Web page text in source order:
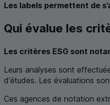
Les labels permettent de
Qui évalue les
Les critères ESG sont
Leurs analyses sont
d'études. Les évaluations
Ces agences de notation